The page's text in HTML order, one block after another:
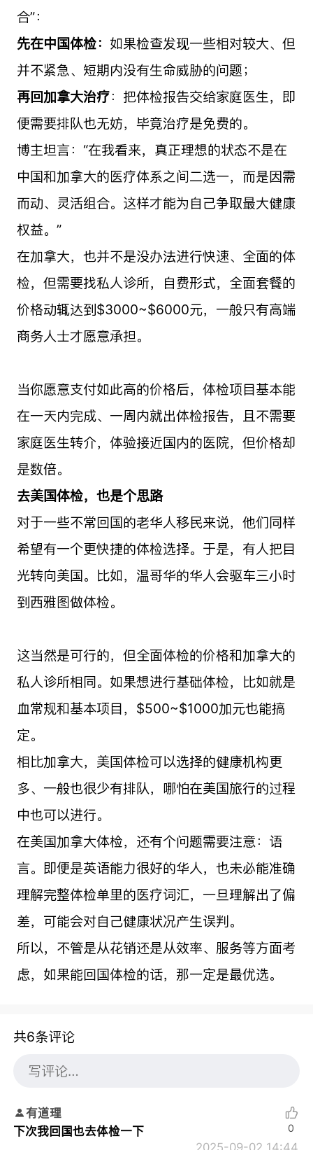
合”：
先在中国体检： 如果检查发现一些相对较大、但
并不紧急、短期内没有生命威胁的问题；
再回加拿大治疗：把体检报告交给家庭医生，即
便需要排队也无妨，毕竟治疗是免费的。
博主坦言：“在我看来，真正理想的状态不是在
中国和加拿大的医疗体系之间二选一，而是因需
而动、灵活组合。这样才能为自己争取最大健康
权益。”
在加拿大，也并不是没办法进行快速、全面的体
检，但需要找私人诊所，自费形式，全面套餐的
价格动辄达到$3000~$6000元，一般只有高端
商务人士才愿意承担。
当你愿意支付如此高的价格后，体检项目基本能
在一天内完成、一周内就出体检报告，且不需要
家庭医生转介，体验接近国内的医院，但价格却
是数倍。
去美国体检，也是个思路
对于一些不常回国的老华人移民来说，他们同样
希望有一个更快捷的体检选择。于是，有人把目
光转向美国。比如，温哥华的华人会驱车三小时
到西雅图做体检。
这当然是可行的，但全面体检的价格和加拿大的
私人诊所相同。如果想进行基础体检，比如就是
血常规和基本项目，$500~$1000加元也能搞
定。
相比加拿大，美国体检可以选择的健康机构更
多、一般也很少有排队，哪怕在美国旅行的过程
中也可以进行。
在美国加拿大体检，还有个问题需要注意：语
言。即便是英语能力很好的华人，也未必能准确
理解完整体检单里的医疗词汇，一旦理解出了偏
差，可能会对自己健康状况产生误判。
所以，不管是从花销还是从效率、服务等方面考
虑，如果能回国体检的话，那一定是最优选。
共6条评论
有道理
下次我回国也去体检一下
2025-09-02 14:44
0